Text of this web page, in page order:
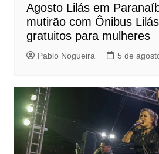
Agosto Lilás em
mutirão com Ônibus
gratuitos para mulheres
Pablo Nogueira 5 de